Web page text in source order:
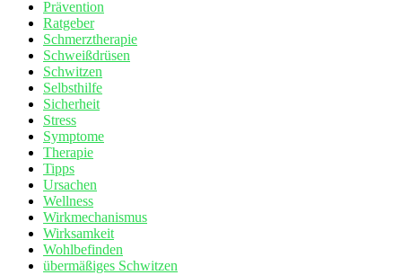
Prävention
Ratgeber
Schmerztherapie
Schweißdrüsen
Schwitzen
Selbsthilfe
Sicherheit
Stress
Symptome
Therapie
Tipps
Ursachen
Wellness
Wirkmechanismus
Wirksamkeit
Wohlbefinden
übermäßiges Schwitzen